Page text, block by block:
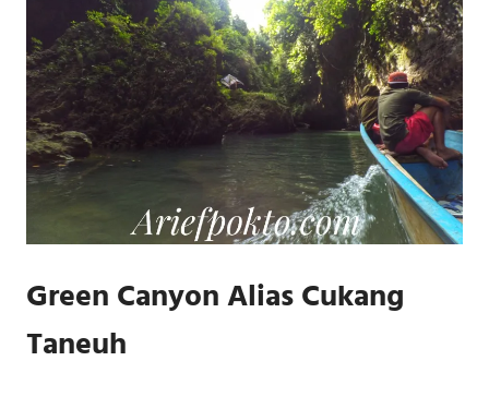
Green Canyon Alias Cukang
Taneuh